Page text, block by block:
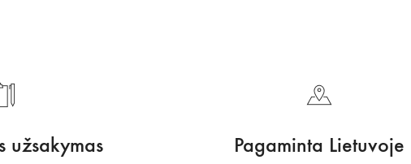
užsakymas Pagaminta Lietuvoje